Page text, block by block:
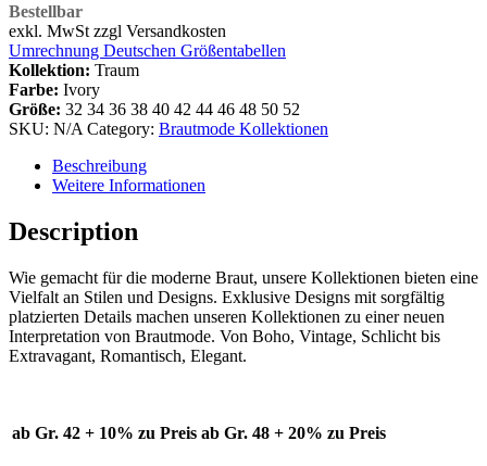
Bestellbar
exkl. MwSt zzgl Versandkosten
Umrechnung Deutschen Größentabellen
Kollektion: Traum
Farbe: Ivory
Größe: 32 34 36 38 40 42 44 46 48 50 52
SKU: N/A Category: Brautmode Kollektionen
Beschreibung
Weitere Informationen
Description
Wie gemacht für die moderne Braut, unsere Kollektionen bieten eine
Vielfalt an Stilen und Designs. Exklusive Designs mit sorgfältig
platzierten Details machen unseren Kollektionen zu einer neuen
Interpretation von Brautmode. Von Boho, Vintage, Schlicht bis
Extravagant, Romantisch, Elegant.
ab Gr. 42 + 10% zu Preis ab Gr. 48 + 20% zu Preis